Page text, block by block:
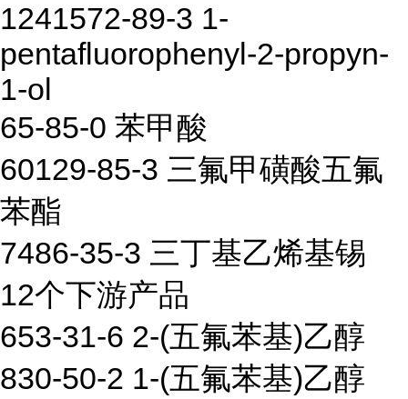
1241572-89-3 1-
pentafluorophenyl-2-propyn-
1-ol
65-85-0 苯甲酸
60129-85-3 三氟甲磺酸五氟
苯酯
7486-35-3 三丁基乙烯基锡
12个下游产品
653-31-6 2-(五氟苯基)乙醇
830-50-2 1-(五氟苯基)乙醇